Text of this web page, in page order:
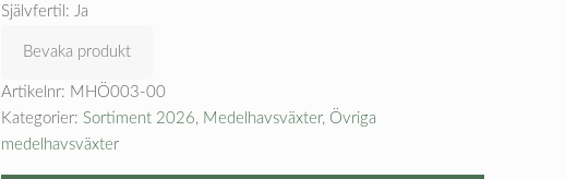
Självfertil: Ja
Bevaka produkt
Artikelnr: MHÖ003-00
Kategorier: Sortiment 2026, Medelhavsväxter, Övriga
medelhavsväxter